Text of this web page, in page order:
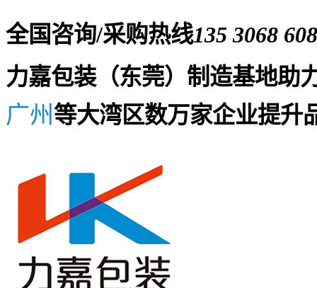
全国咨询/采购热线135 3068
力嘉包装（东莞）制造基地助
广州等大湾区数万家企业提升